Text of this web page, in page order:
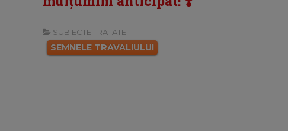
SUBIECTE TRATATE:
SEMNELE TRAVALIULUI